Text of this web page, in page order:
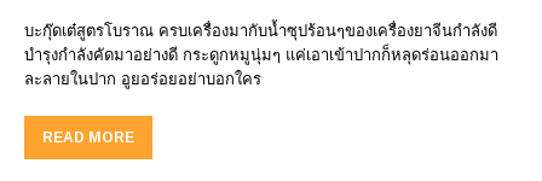
บะกุ๊ดเต๋สูตรโบราณ ครบเครื่องมากับน้ำซุปร้อนๆของเครื่องยาจีนกำลังดี
บำรุงกำลังคัดมาอย่างดี กระดูกหมูนุ่มๆ แค่เอาเข้าปากก็หลุดร่อนออกมา
ละลายในปาก อูยอร่อยอย่าบอกใคร
READ MORE